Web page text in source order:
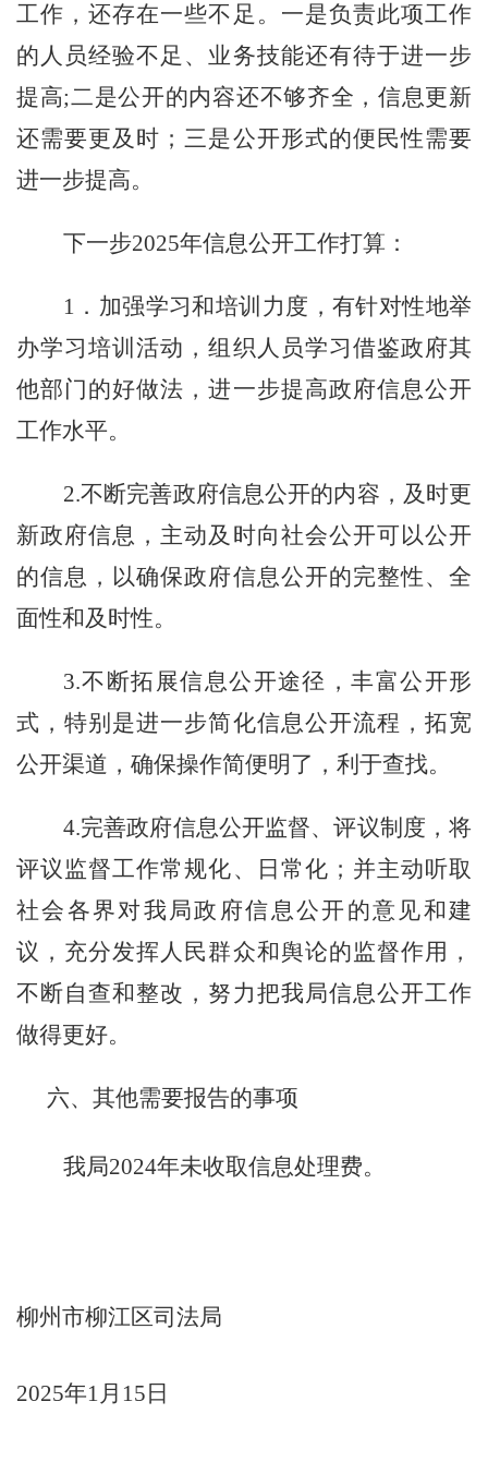
工作，还存在一些不足。一是负责此项工作
的人员经验不足、业务技能还有待于进一步
提高;二是公开的内容还不够齐全，信息更新
还需要更及时；三是公开形式的便民性需要
进一步提高。
下一步2025年信息公开工作打算 ：
1．加强学习和培训力度，有针对性地举
办学习培训活动，组织人员学习借鉴政府其
他部门的好做法，进一步提高政府信息公开
工作水平。
2.不断完善政府信息公开的内容，及时更
新政府信息，主动及时向社会公开可以公开
的信息，以确保政府信息公开的完整性、全
面性和及时性。
3.不断拓展信息公开途径，丰富公开形
式，特别是进一步简化信息公开流程，拓宽
公开渠道，确保操作简便明了，利于查找。
4.完善政府信息公开监督、评议制度，将
评议监督工作常规化、日常化；并主动听取
社会各界对我局政府信息公开的意见和建
议，充分发挥人民群众和舆论的监督作用，
不断自查和整改，努力把我局信息公开工作
做得更好。
六、其他需要报告的事项
我局2024年未收取信息处理费。
柳州市柳江区司法局
2025年1月 15 日